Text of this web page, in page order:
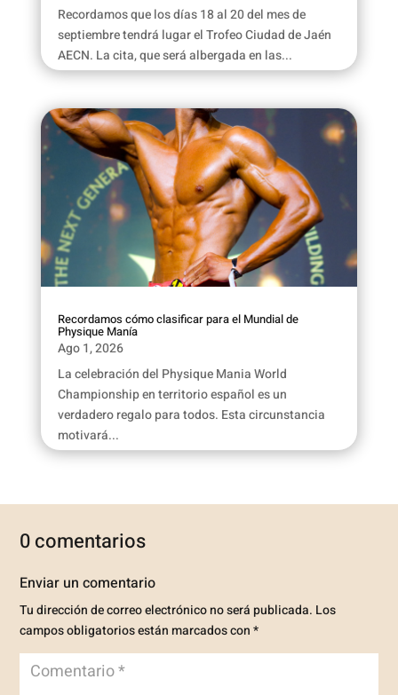
Recordamos que los días 18 al 20 del mes de
septiembre tendrá lugar el Trofeo Ciudad de Jaén
AECN. La cita, que será albergada en las...
Recordamos cómo clasificar para el Mundial de
Physique Manía
Ago 1, 2026
La celebración del Physique Mania World
Championship en territorio español es un
verdadero regalo para todos. Esta circunstancia
motivará...
0 comentarios
Enviar un comentario
Tu dirección de correo electrónico no será publicada. Los
campos obligatorios están marcados con*